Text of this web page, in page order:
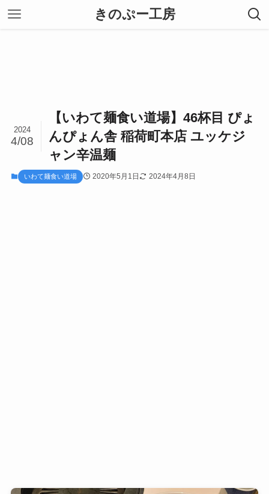
きのぷー工房
【いわて麺食い道場】46杯目 ぴょ
んぴょん舎 稲荷町本店 ユッケジ
ャン辛温麺
2024
4/08
いわて麺食い道場 2020年5月1日 2024年4月8日